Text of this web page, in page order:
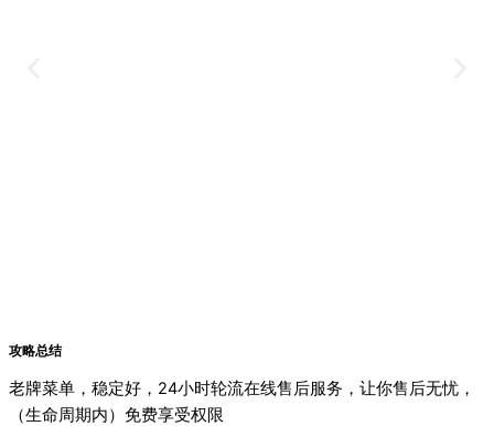
攻略总结
老牌菜单，稳定好，24小时轮流在线售后服务，让你售后无忧，
（生命周期内）免费享受权限